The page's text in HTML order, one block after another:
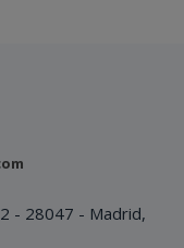
- 28047 - Madrid,